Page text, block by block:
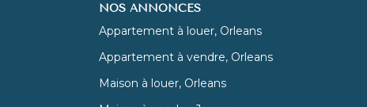
NOS ANNONCES
Appartement à louer, Orleans
Appartement à vendre, Orleans
Maison à louer, Orleans